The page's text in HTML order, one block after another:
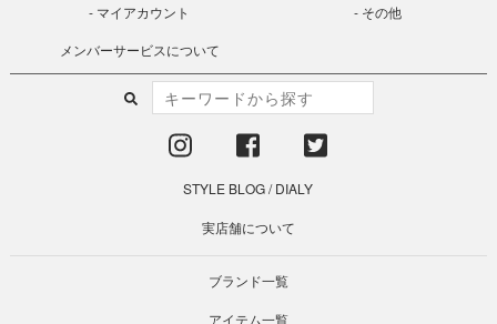
マイアカウント
メンバーサービスについて
その他
STYLE BLOG/DIALY
実店舗について
ブランド一覧
アイテム一覧